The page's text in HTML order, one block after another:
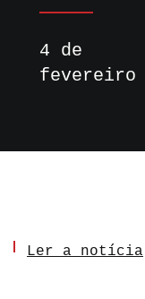
4 de
fevereiro
Ler a notícia